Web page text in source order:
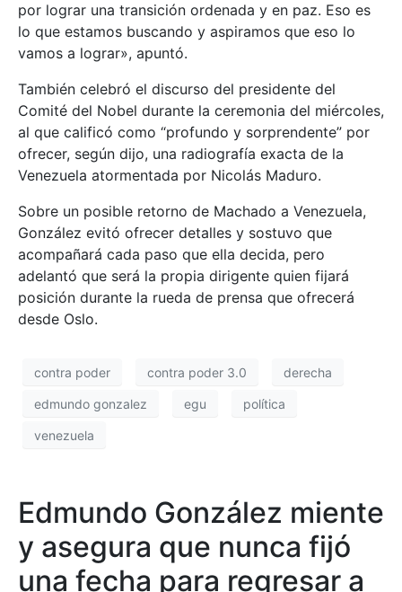
por lograr una transición ordenada y en paz. Eso es
lo que estamos buscando y aspiramos que eso lo
vamos a lograr», apuntó.
También celebró el discurso del presidente del
Comité del Nobel durante la ceremonia del miércoles,
al que calificó como “profundo y sorprendente” por
ofrecer, según dijo, una radiografía exacta de la
Venezuela atormentada por Nicolás Maduro.
Sobre un posible retorno de Machado a Venezuela,
González evitó ofrecer detalles y sostuvo que
acompañará cada paso que ella decida, pero
adelantó que será la propia dirigente quien fijará
posición durante la rueda de prensa que ofrecerá
desde Oslo.
contra poder contra poder 3.0 derecha
edmundo gonzalez egu política
venezuela
Edmundo González miente
y asegura que nunca fijó
una fecha para regresar a